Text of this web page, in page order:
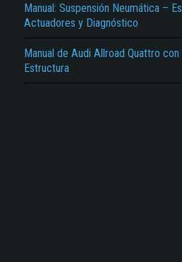
Manual: Suspensión Neumática –
Actuadores y Diagnóstico
Manual de Audi Allroad Quattro
Estructura
Reportar otro tipo de error...